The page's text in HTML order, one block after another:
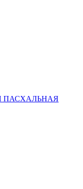
ПАСХАЛЬНАЯ